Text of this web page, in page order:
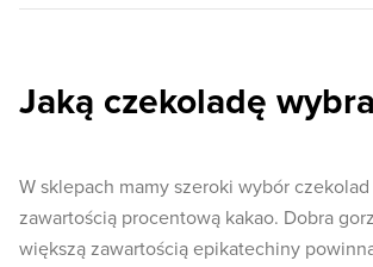
Jaką czekoladę
W sklepach mamy szeroki wybór
zawartością procentową kakao. Dobra
większą zawartością epikatechiny